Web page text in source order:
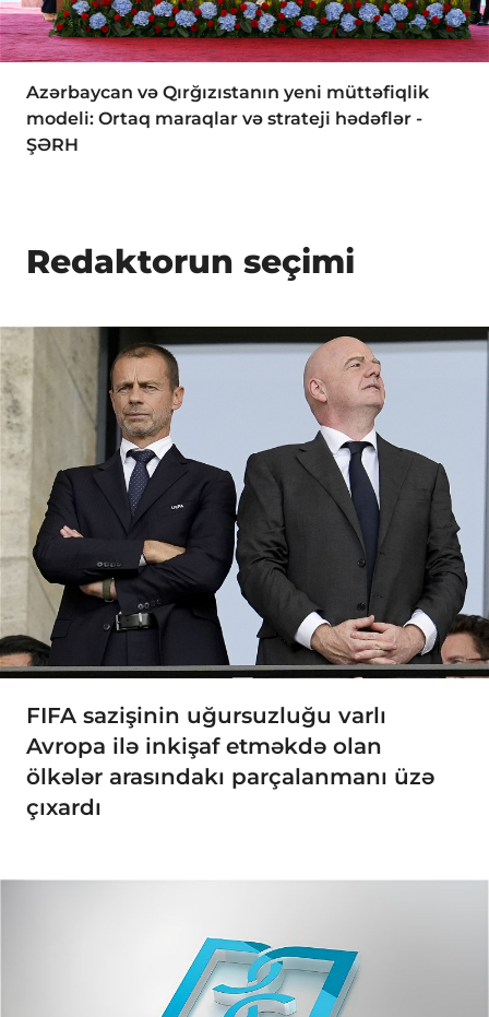
Azərbaycan və Qırğızıstanın yeni müttəfiqlik
modeli: Ortaq maraqlar və strateji hədəflər -
ŞƏRH
Redaktorun seçimi
FIFA sazişinin uğursuzluğu varlı
Avropa ilə inkişaf etməkdə olan
ölkələr arasındakı parçalanmanı üzə
çıxardı